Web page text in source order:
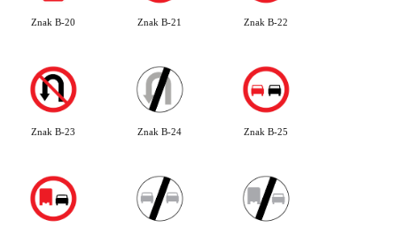
Znak B-20 Znak B-21 Znak B-22
Znak B-23 Znak B-24 Znak B-25